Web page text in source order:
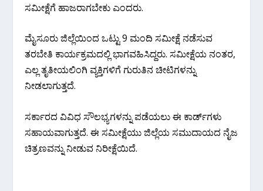
ಸಮೀಕ್ಷೆಗೆ ಹಾಜರಾಗಬೇಕು ಎಂದರು.
ಮೈಸೂರು ಜಿಲ್ಲೆಯಿಂದ ಒಟ್ಟು 9 ಮಂದಿ ಸಮೀಕ್ಷೆ ನಡೆಸುವ
ತರಬೇತಿ ಕಾರ್ಯಕ್ರಮದಲ್ಲಿ ಭಾಗವಹಿಸಿದ್ದರು. ಸಮೀಕ್ಷೆಯ ನಂತರ,
ಎಲ್ಲ ತೃತೀಯಲಿಂಗಿ ವ್ಯಕ್ತಿಗಳಿಗೆ ಗುರುತಿನ ಚೀಟಿಗಳನ್ನು
ನೀಡಲಾಗುತ್ತದೆ.
ಸರ್ಕಾರದ ವಿವಿಧ ಸೌಲಭ್ಯಗಳನ್ನು ಪಡೆಯಲು ಈ ಕಾರ್ಡ್‌ಗಳು
ಸಹಾಯವಾಗುತ್ತದೆ. ಈ ಸಮೀಕ್ಷೆಯು ಜಿಲ್ಲೆಯ ಸಮುದಾಯದ ನೈಜ
ಚಿತ್ರಣವನ್ನು ನೀಡುವ ನಿರೀಕ್ಷೆಯಿದೆ.